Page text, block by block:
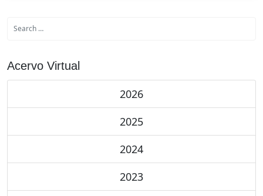
Acervo Virtual
2026
2025
2024
2023